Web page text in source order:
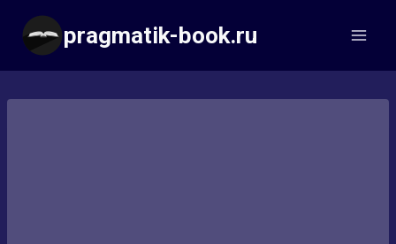
Перейти
содержимому
pragmatik-book.ru